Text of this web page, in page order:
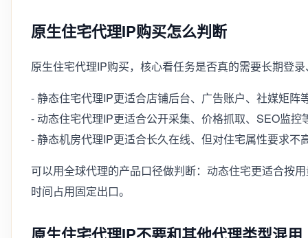
原生住宅代理IP购买怎么判断
原生住宅代理IP购买，核心看任务是否真的需要长期登
- 静态住宅代理IP更适合店铺后台、广告账户、社媒矩阵
- 动态住宅代理IP更适合公开采集、价格抓取、SEO监控
- 静态机房代理IP更适合长久在线、但对住宅属性要求不
可以用全球代理的产品口径做判断：动态住宅更适合按
时间占用固定出口。